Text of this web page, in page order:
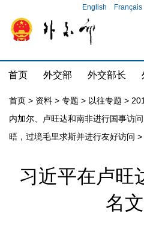
English Français
首页 外交部 外交部长
首页 > 资料 > 专题 > 以往专题 >
内加尔、卢旺达和南非进行国事访
晤，过境毛里求斯并进行友好访问 >
习近平在卢旺
名